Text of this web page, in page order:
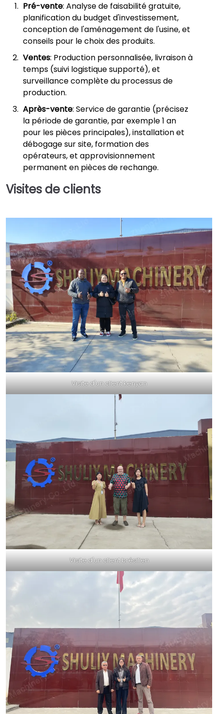
Pré-vente: Analyse de faisabilité gratuite,
planification du budget d'investissement,
conception de l'aménagement de l'usine, et
conseils pour le choix des produits.
Ventes: Production personnalisée, livraison à
temps (suivi logistique supporté), et
surveillance complète du processus de
production.
Après-vente: Service de garantie (précisez
la période de garantie, par exemple 1 an
pour les pièces principales), installation et
débogage sur site, formation des
opérateurs, et approvisionnement
permanent en pièces de rechange.
Visites de clients
Visite d'un client kenyan
Visite d'un client brésilien